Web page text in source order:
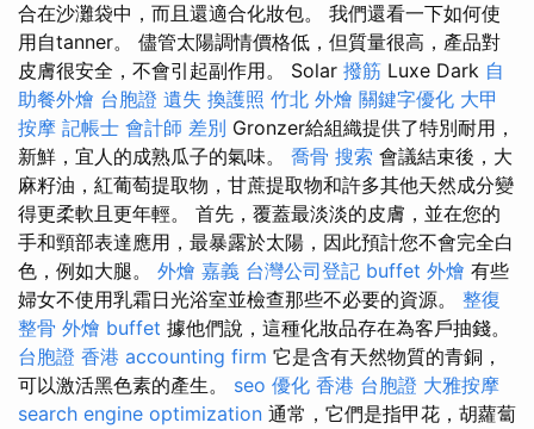
合在沙灘袋中，而且還適合化妝包。 我們還看一下如何使
用自tanner。 儘管太陽調情價格低，但質量很高，產品對
皮膚很安全，不會引起副作用。 Solar 撥筋 Luxe Dark 自
助餐外燴 台胞證 遺失 換護照 竹北 外燴 關鍵字優化 大甲
按摩 記帳士 會計師 差別 Gronzer給組織提供了特別耐用，
新鮮，宜人的成熟瓜子的氣味。 喬骨 搜索 會議結束後，大
麻籽油，紅葡萄提取物，甘蔗提取物和許多其他天然成分變
得更柔軟且更年輕。 首先，覆蓋最淡淡的皮膚，並在您的
手和頸部表達應用，最暴露於太陽，因此預計您不會完全白
色，例如大腿。 外燴 嘉義 台灣公司登記 buffet 外燴 有些
婦女不使用乳霜日光浴室並檢查那些不必要的資源。 整復
整骨 外燴 buffet 據他們說，這種化妝品存在為客戶抽錢。
台胞證 香港 accounting firm 它是含有天然物質的青銅，
可以激活黑色素的產生。 seo 優化 香港 台胞證 大雅按摩
search engine optimization 通常，它們是指甲花，胡蘿蔔